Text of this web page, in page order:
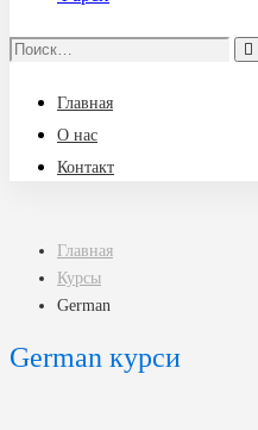
Search
Главная
О нас
Контакт
Главная
Курсы
German
German курси